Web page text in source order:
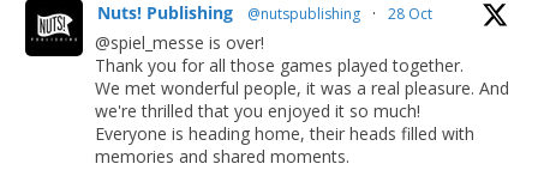
Nuts! Publishing @nutspublishing · 28 Oct
@spiel_messe is over!
Thank you for all those games played together.
We met wonderful people, it was a real pleasure. And
we're thrilled that you enjoyed it so much!
Everyone is heading home, their heads filled with
memories and shared moments.